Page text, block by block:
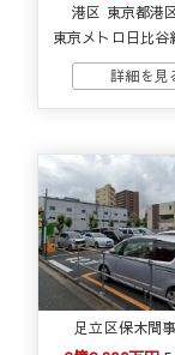
港区 東京都港
東京メトロ日比谷
足立区保木間